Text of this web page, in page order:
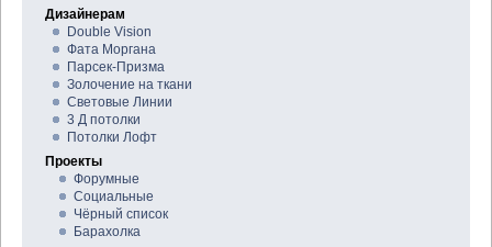
Дизайнерам
Double Vision
Фата Моргана
Парсек-Призма
Золочение на ткани
Световые Линии
3 Д потолки
Потолки Лофт
Проекты
Форумные
Социальные
Чёрный список
Барахолка